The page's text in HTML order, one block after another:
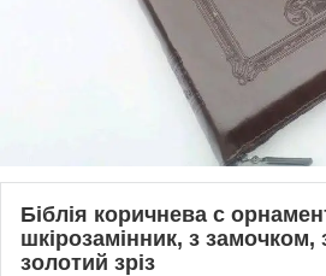
Біблія коричнева c
шкірозамінник, з замочком,
золотий зріз